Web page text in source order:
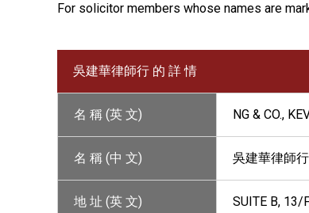
For solicitor members whose names are
吳建華律師行 的 詳 情
名 稱 (英 文) NG & CO.,
名 稱 (中 文) 吳建華律師行
地 址 (英 文) SUITE B, 13/